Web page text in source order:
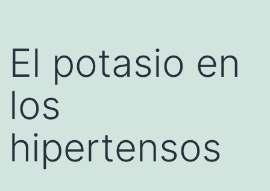
El potasio en
los
hipertensos